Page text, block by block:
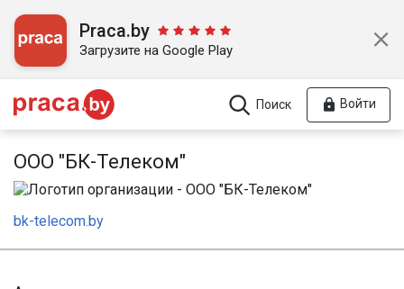
Praca.by
Загрузите на Google Play
Поиск Войти
ООО "БК-Телеком"
bk-telecom.by